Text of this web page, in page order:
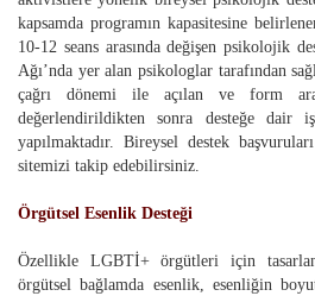
kapsamda programın kapasitesine
10-12 seans arasında değişen psikolojik
Ağı’nda yer alan psikologlar tarafından
çağrı dönemi ile açılan ve form
değerlendirildikten sonra desteğe
yapılmaktadır. Bireysel destek
sitemizi takip edebilirsiniz.
Örgütsel Esenlik Desteği
Özellikle LGBTİ+ örgütleri için
örgütsel bağlamda esenlik, esenliğin